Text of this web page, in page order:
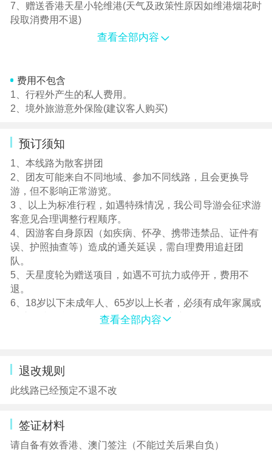
7、赠送香港天星小轮维港(天气及政策性原因如维港烟花时
段取消费用不退)
查看全部内容
费用不包含
1、行程外产生的私人费用。
2、境外旅游意外保险(建议客人购买)
预订须知
1、本线路为散客拼团
2、团友可能来自不同地域、参加不同线路，且会更换导
游，但不影响正常游览。
3 、以上为标准行程，如遇特殊情况，我公司导游会征求游
客意见合理调整行程顺序。
4、因游客自身原因（如疾病、怀孕、携带违禁品、证件有
误、护照抽查等）造成的通关延误，需自理费用追赶团
队。
5、天星度轮为赠送项目，如遇不可抗力或停开，费用不
退。
6、18岁以下未成年人、65岁以上长者，必须有成年家属或
监护人陪同参团，否则不予接待。敬请谅解！
入内
9、因港澳特殊习俗，中式围餐默认10-12人一桌，座位相
港的交通规则先看右再看左，遵守信号灯走人行道。
11、单1人报名需补单房差（1间房2床位。标准成人报价含
查看全部内容
退改规则
此线路已经预定不退不改
签证材料
请自备有效香港、澳门签注（不能过关后果自负）